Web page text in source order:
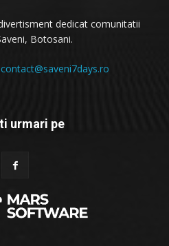
dedicat comunitatii
Botosani.
contact@saveni7days.ro
urmari pe